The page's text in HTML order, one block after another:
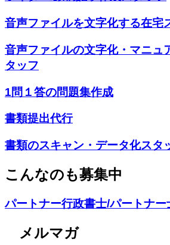
音声ファイルを文字化する在宅
音声ファイルの文字化・マニュ
タッフ
1問１答の問題集作成
書類提出代行
書類のスキャン・データ化スタ
こんなのも募集中
パートナー行政書士/パートナー
メルマガ